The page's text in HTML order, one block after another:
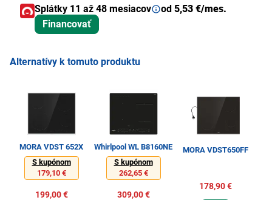
Splátky 11 až 48 mesiacov
od 5,53 €/mes.
Financovať
Alternatívy k tomuto produktu
MORA VDST 652X
S kupónom
179,10 €
199,00 €
Whirlpool WL B8160NE
S kupónom
262,65 €
309,00 €
MORA VDST650FF
178,90 €